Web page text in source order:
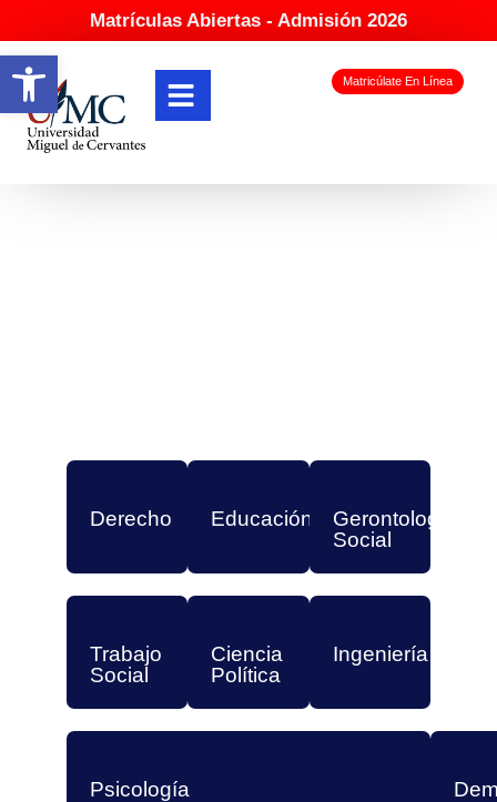
Matrículas Abiertas - Admisión 2026
Matricúlate En Línea
Derecho Educación
Gerontología
Social
Trabajo
Social
Ciencia
Política
Ingeniería
Psicología
Abrir barra de herramientas